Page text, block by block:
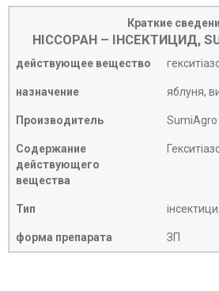
Краткие
НІССОРАН – ІНСЕКТИЦИД,
действующее вещество
назначение яблуня,
Производитель SumiAgro
Содержание
действующего
вещества
Тип
форма препарата ЗП